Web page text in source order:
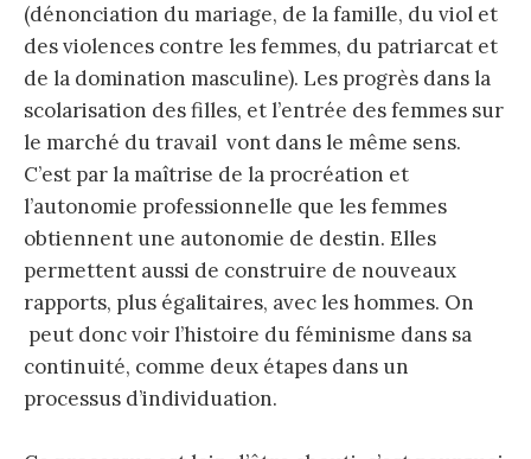
(dénonciation du mariage, de la famille, du viol et
des violences contre les femmes, du patriarcat et
de la domination masculine). Les progrès dans la
scolarisation des filles, et l’entrée des femmes sur
le marché du travail vont dans le même sens.
C’est par la maîtrise de la procréation et
l’autonomie professionnelle que les femmes
obtiennent une autonomie de destin. Elles
permettent aussi de construire de nouveaux
rapports, plus égalitaires, avec les hommes. On
peut donc voir l’histoire du féminisme dans sa
continuité, comme deux étapes dans un
processus d’individuation.